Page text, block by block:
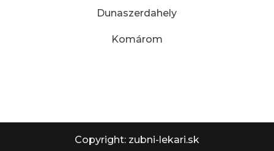
Dunaszerdahely
Komárom
Copyright: zubni-lekari.sk